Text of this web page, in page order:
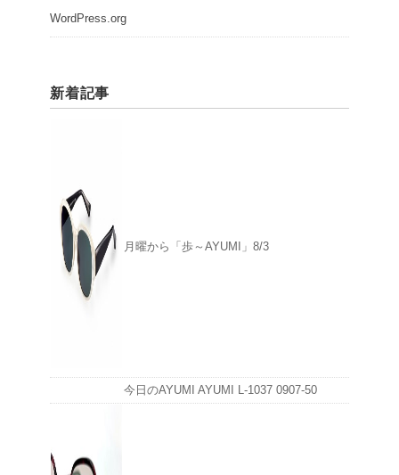
WordPress.org
新着記事
月曜から「歩～AYUMI」8/3
今日のAYUMI AYUMI L-1037 0907-50